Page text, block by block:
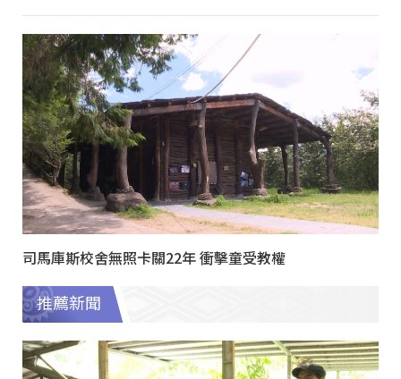
司馬庫斯校舍無照卡關22年 衝擊童受教權
推薦新聞